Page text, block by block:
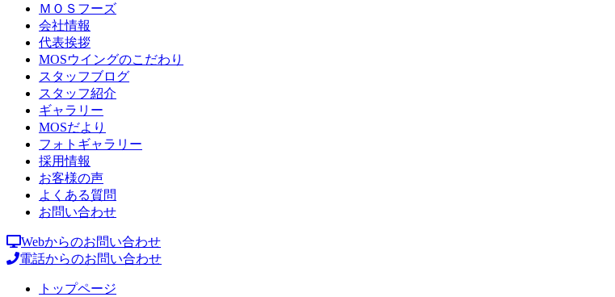
ＭＯＳフーズ
会社情報
代表挨拶
MOSウイングのこだわり
スタッフブログ
スタッフ紹介
ギャラリー
MOSだより
フォトギャラリー
採用情報
お客様の声
よくある質問
お問い合わせ
Webからのお問い合わせ
電話からのお問い合わせ
トップページ